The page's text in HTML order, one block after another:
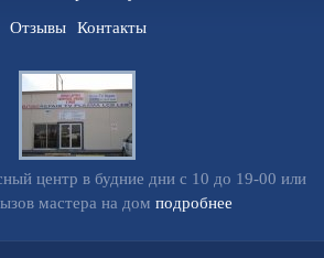
Отзывы
Контакты
центр в будние дни с 10 до 19-00 или
мастера на дом подробнее